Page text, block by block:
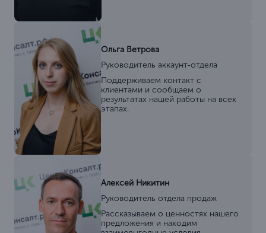
Ольга Ветрова
Руководитель аккаунт-отдела
Поддерживаем контакт с
клиентами и сообщаем о
результатах нашей работы на всех
этапах.
Алексей Никитин
Руководитель отдела продаж
Рассказываем о ценностях нашего
предложения и находим